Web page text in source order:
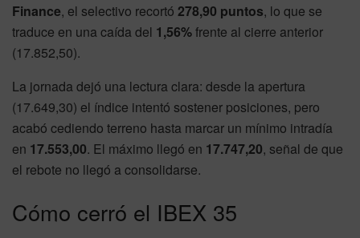
Finance, el selectivo recortó 278,90 puntos, lo que se
traduce en una caída del 1,56%frente al cierre anterior
(17.852,50).
La jornada dejó una lectura clara: desde la apertura
(17.649,30) el índice intentó sostener posiciones, pero
acabó cediendo terreno hasta marcar un mínimo intradía
en 17.553,00. El máximo llegó en 17.747,20, señal de que
el rebote no llegó a consolidarse.
Cómo cerró el IBEX 35